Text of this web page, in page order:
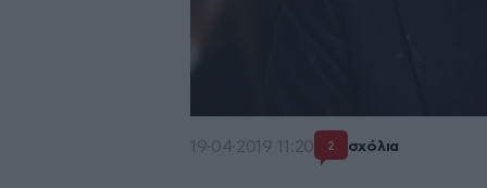
19·04·2019 11:20 2 σχόλια